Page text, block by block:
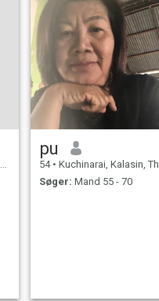
pu
54 • Kuchinarai, Kalasin, Thailand
Søger: Mand 55 - 70